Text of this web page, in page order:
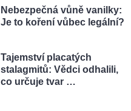
Nebezpečná vůně vanilky:
Je to koření vůbec legální?
Tajemství placatých
stalagmitů: Vědci odhalili,
co určuje tvar …